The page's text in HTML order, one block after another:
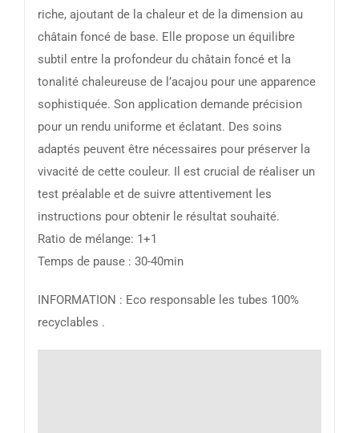
riche, ajoutant de la chaleur et de la dimension au
châtain foncé de base. Elle propose un équilibre
subtil entre la profondeur du châtain foncé et la
tonalité chaleureuse de l’acajou pour une apparence
sophistiquée. Son application demande précision
pour un rendu uniforme et éclatant. Des soins
adaptés peuvent être nécessaires pour préserver la
vivacité de cette couleur. Il est crucial de réaliser un
test préalable et de suivre attentivement les
instructions pour obtenir le résultat souhaité.
Ratio de mélange: 1+1
Temps de pause : 30-40min
INFORMATION : Eco responsable les tubes 100%
recyclables .